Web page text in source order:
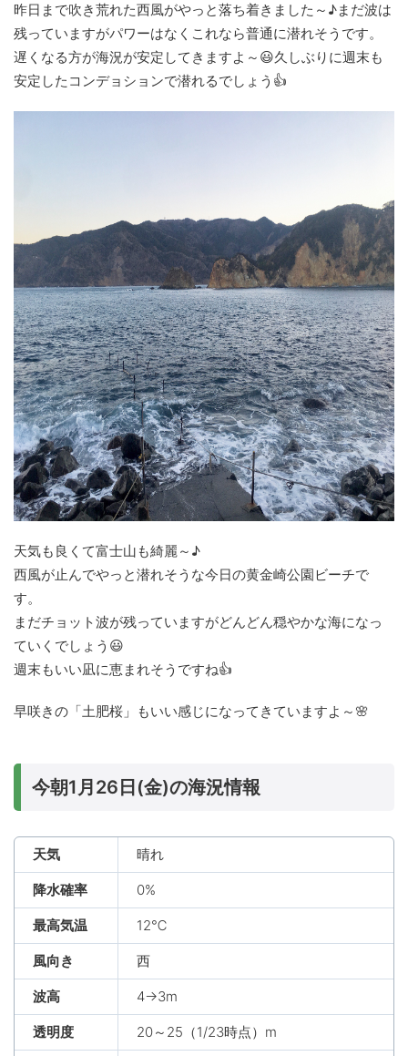
昨日まで吹き荒れた西風がやっと落ち着きました～♪まだ波は
残っていますがパワーはなくこれなら普通に潜れそうです。
遅くなる方が海況が安定してきますよ～😃久しぶりに週末も
安定したコンデョションで潜れるでしょう👍
天気も良くて富士山も綺麗～♪
西風が止んでやっと潜れそうな今日の黄金崎公園ビーチで
す。
まだチョット波が残っていますがどんどん穏やかな海になっ
ていくでしょう😃
週末もいい凪に恵まれそうですね👍
早咲きの「土肥桜」もいい感じになってきていますよ～🌸
今朝1月26日(金)の海況情報
天気 晴れ
降水確率 0%
最高気温 12℃
風向き 西
波高 4→3m
透明度 20～25（1/23時点）m